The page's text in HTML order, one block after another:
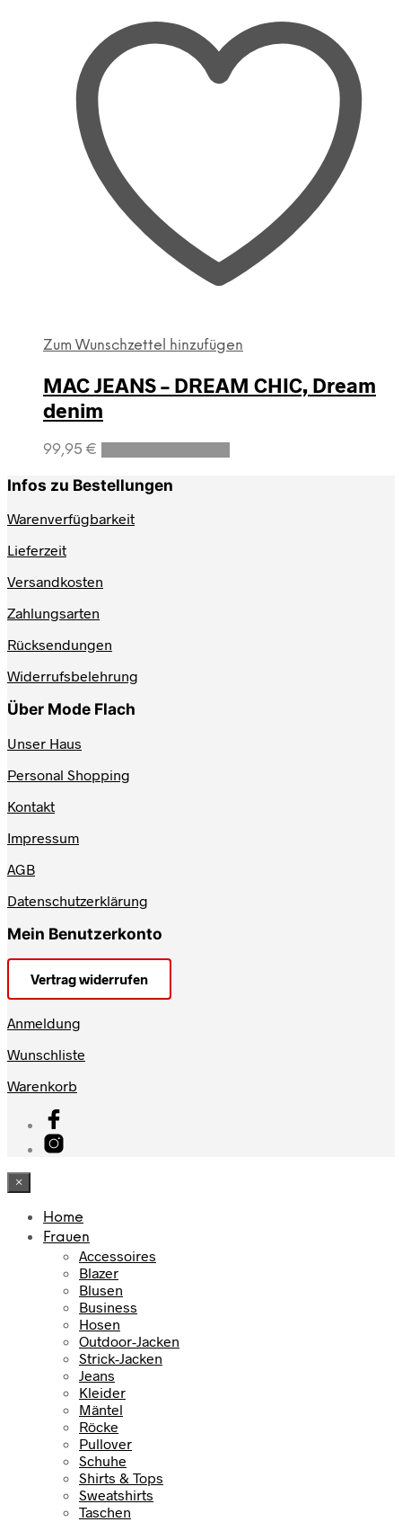
Zum Wunschzettel hinzufügen
MAC JEANS – DREAM CHIC, Dream
denim
99,95 €
Dieses
Infos zu Bestellungen
Warenverfügbarkeit
Lieferzeit
Versandkosten
Zahlungsarten
Rücksendungen
Widerrufsbelehrung
Über Mode Flach
Unser Haus
Personal Shopping
Kontakt
Impressum
AGB
Datenschutzerklärung
Mein Benutzerkonto
Vertrag widerrufen
Anmeldung
Wunschliste
Warenkorb
×
Home
Frauen
Accessoires
Blazer
Blusen
Business
Hosen
Outdoor-Jacken
Strick-Jacken
Jeans
Kleider
Mäntel
Röcke
Pullover
Schuhe
Shirts & Tops
Sweatshirts
Taschen